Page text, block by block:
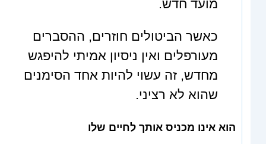
מועד חדש.
כאשר הביטולים חוזרים, ההסברים
מעורפלים ואין ניסיון אמיתי להיפגש
מחדש, זה עשוי להיות אחד הסימנים
שהוא לא רציני.
הוא אינו מכניס אותך לחיים שלו